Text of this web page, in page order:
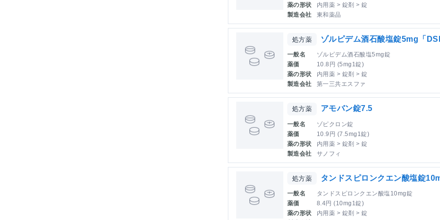
薬の形状
内用薬 > 錠剤 > 錠
製造会社
東和薬品
処方薬 ゾルピデム酒石酸塩錠5mg「
一般名
ゾルピデム酒石酸塩5mg錠
薬価
10.8円 (5mg1錠)
薬の形状
内用薬 > 錠剤 > 錠
製造会社
第一三共エスファ
処方薬 アモバン錠7.5
一般名
ゾピクロン錠
薬価
10.9円 (7.5mg1錠)
薬の形状
内用薬 > 錠剤 > 錠
製造会社
サノフィ
処方薬 タンドスピロンクエン酸塩錠
一般名
タンドスピロンクエン酸塩10mg錠
薬価
8.4円 (10mg1錠)
薬の形状
内用薬 > 錠剤 > 錠